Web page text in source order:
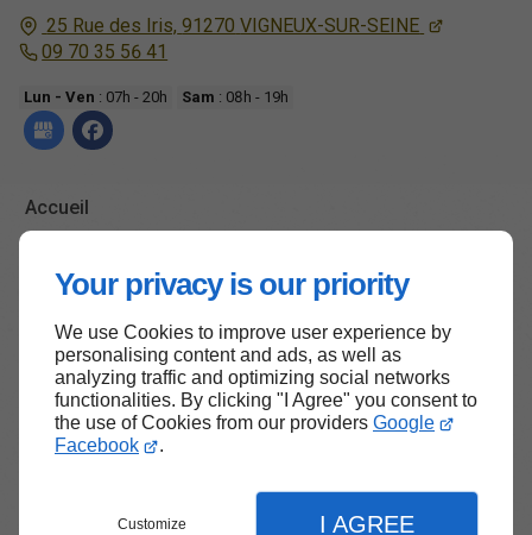
Your privacy is our priority
We use Cookies to improve user experience by
personalising content and ads, as well as
analyzing traffic and optimizing social networks
functionalities. By clicking "I Agree" you consent to
the use of Cookies from our providers Google
Facebook
.
Customize I AGREE
25 Rue des Iris, 91270 VIGNEUX-SUR-SEINE
09 70 35 56 41
Lun - Ven : 07h - 20h Sam : 08h - 19h
Accueil
Mentions légales
Plan du site
Haut de page